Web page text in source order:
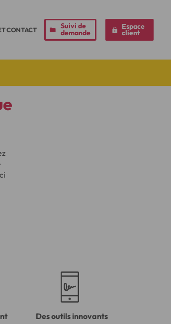
CONTACT Suivi de
demande
Espace
client
Des outils innovants